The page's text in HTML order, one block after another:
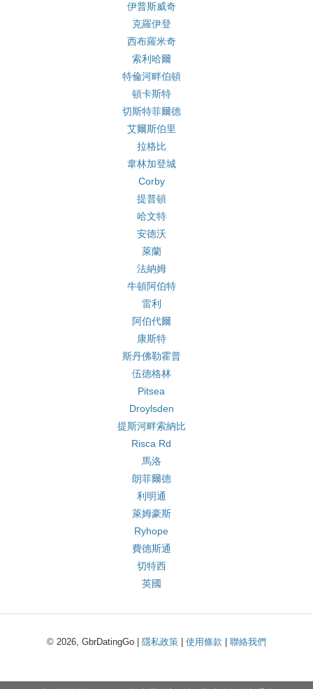
伊普斯威奇
克羅伊登
西布羅米奇
索利哈爾
特倫河畔伯頓
頓卡斯特
切斯特菲爾德
艾爾斯伯里
拉格比
韋林加登城
Corby
提普頓
哈文特
安德沃
萊蘭
法納姆
牛頓阿伯特
雷利
阿伯代爾
康斯特
斯丹佛勒霍普
伍德格林
Pitsea
Droylsden
提斯河畔索納比
Risca Rd
馬洛
朗菲爾德
利明通
萊姆豪斯
Ryhope
費德斯通
切特西
英國
© 2026, GbrDatingGo | 隱私政策 使用條款 聯絡我們